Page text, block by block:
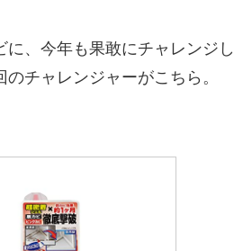
に、今年も果敢にチャレンジし
チャレンジャーがこちら。